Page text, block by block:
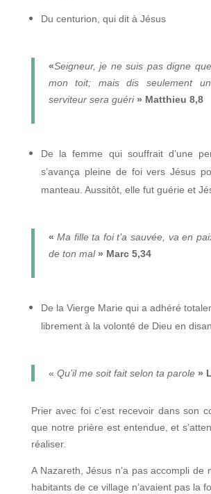
Du centurion, qui dit à Jésus
«Seigneur, je ne suis pas digne
mon toit; mais dis seulement
serviteur sera guéri» Matthieu 8,8
De la femme qui souffrait d’une
s’avança pleine de foi vers Jésus
manteau. Aussitôt, elle fut guérie et
«Ma fille ta foi t’a sauvée, va en
de ton mal » Marc 5,34
De la Vierge Marie qui a adhéré
librement à la volonté de Dieu en
« Qu’il me soit fait selon ta parole»
Prier avec foi c’est recevoir dans son
que notre prière est entendue, et
réaliser.
A Nazareth, Jésus n’a pas accompli de
habitants de ce village n’avaient pas la